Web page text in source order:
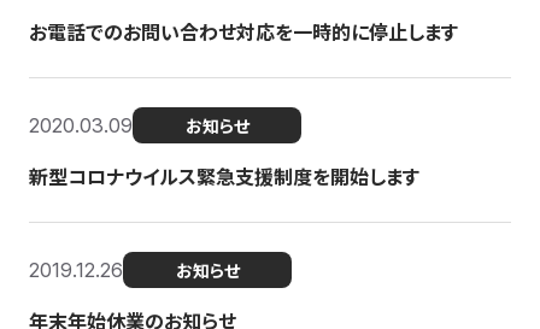
お電話でのお問い合わせ対応を一時的に停止します
2020.03.09 お知らせ
新型コロナウイルス緊急支援制度を開始します
2019.12.26 お知らせ
年末年始休業のお知らせ